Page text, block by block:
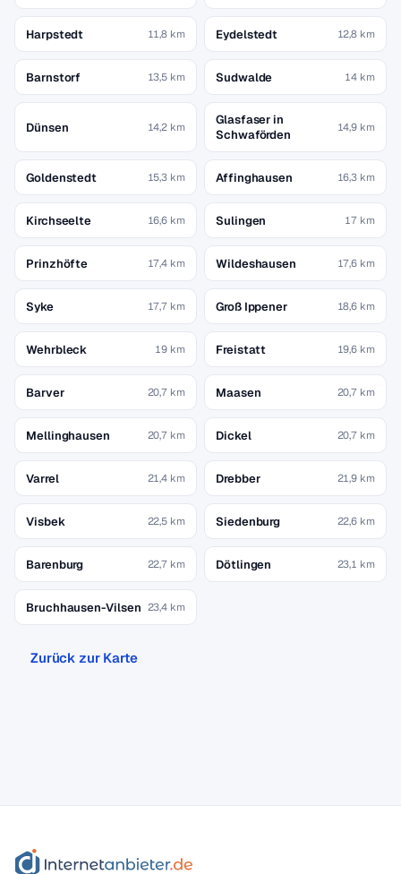
Harpstedt 11,8 km Eydelstedt 12,8 km
Barnstorf 13,5 km Sudwalde 14 km
Dünsen 14,2 km
Glasfaser in
Schwaförden
14,9 km
Goldenstedt 15,3 km Affinghausen 16,3 km
Kirchseelte 16,6 km Sulingen 17 km
Prinzhöfte 17,4 km Wildeshausen 17,6 km
Syke 17,7 km Groß Ippener 18,6 km
Wehrbleck 19 km Freistatt 19,6 km
Barver 20,7 km Maasen 20,7 km
Mellinghausen 20,7 km Dickel 20,7 km
Varrel 21,4 km Drebber 21,9 km
Visbek 22,5 km Siedenburg 22,6 km
Barenburg 22,7 km Dötlingen 23,1 km
Bruchhausen-Vilsen 23,4 km
Zurück zur Karte